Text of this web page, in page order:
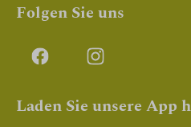
Folgen Sie uns
Laden Sie unsere App